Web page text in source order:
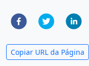
Copiar URL da Página